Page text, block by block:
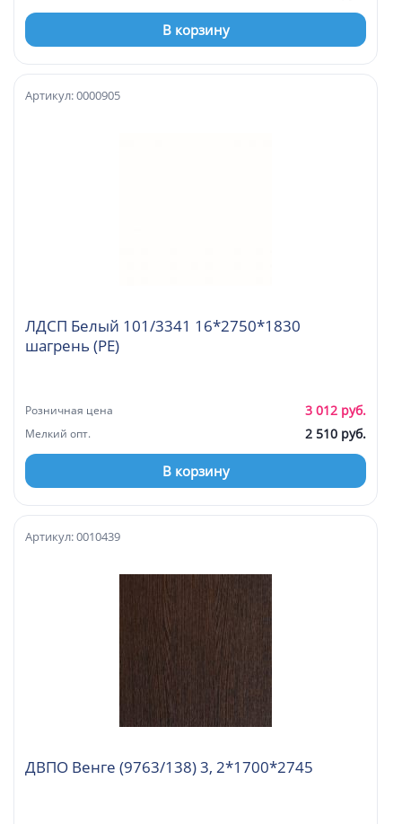
В корзину
ЛДСП Белый 101/3341 16*2750*1830
шагрень (PE)
Артикул: 0000905
Розничная цена 3 012 руб.
Мелкий опт. 2 510 руб.
В корзину
ДВПО Венге (9763/138) 3, 2*1700*2745
Артикул: 0010439